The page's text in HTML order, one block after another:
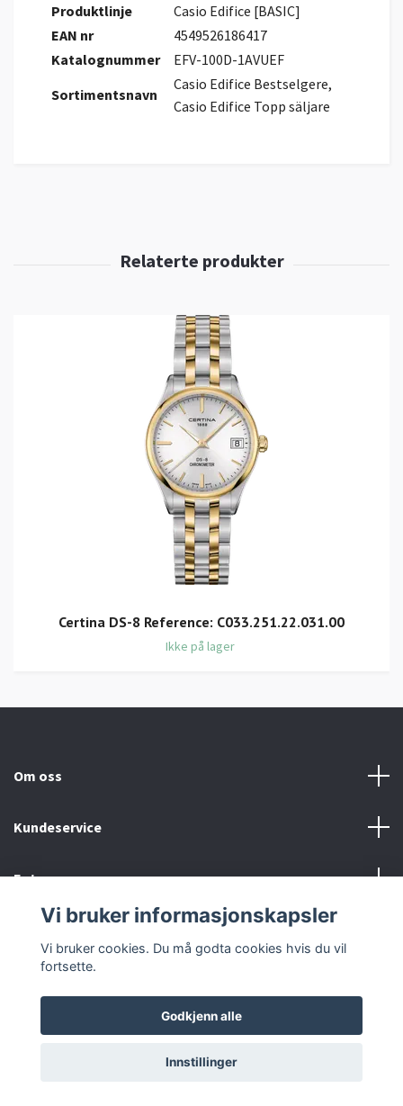
Produktlinje
Casio Edifice [BASIC]
EAN nr
4549526186417
Katalognummer
EFV-100D-1AVUEF
Sortimentsnavn
Casio Edifice Bestselgere,
Casio Edifice Topp säljare
Certina DS-8 Reference: C033.251.22.031.00
Ikke på lager
Om oss
Kundeservice
Fotmeny
Sosiale medier
© 2026 Urmaker Karoliussen Powered by Quickbutik
Vi bruker informasjonskapsler
Vi bruker cookies. Du må godta cookies hvis du vil
fortsette.
Godkjenn alle
Innstillinger